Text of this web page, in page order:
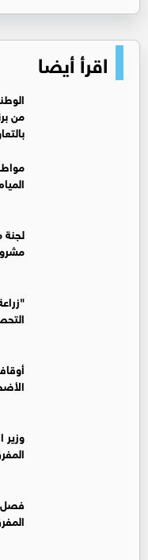
اقرأ أيضا
من
وزير
فصل